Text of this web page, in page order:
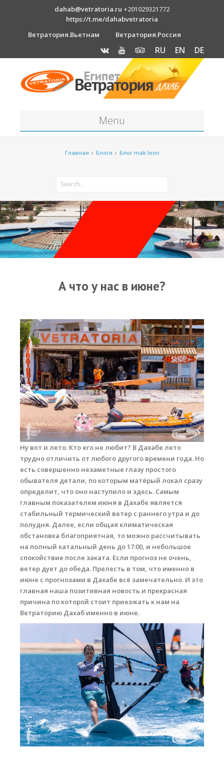
dahab@vetratoria.ru +201029321772
https://t.me/dahabvetratoria
Ветратория.Вьетнам
Ветратория.Россия
RU EN DE
Menu
Как к нам добраться?
Оборудование
Виртуальный тур Ганет Синай
Дахаб
ВиндСерфКидс
Новости
Медиа
Медиа архив
Фотки
Видео
Места катания
Наши Станции
Ветратория.Вьетнам
Ветратория Россия
Ветратория.Египет
Цены
Обучение виндсерфингу
Прокат оборудования
Продажа оборудования
Система скидок
Обучение кайтсерфингу
Контакты
Главная › Блоги › Блог mak.leon
А что у нас в июне?
Ну вот и лето. Кто его не любит? В Дахабе лето
трудно отличить от любого другого времени года. Но
есть совершенно незаметные глазу простого
обывателя детали, по которым матёрый локал сразу
определит, что оно наступило и здесь. Самым
главным показателем июня в Дахабе является
стабильный термический ветер с раннего утра и до
полудня. Далее, если общая климатическая
обстановка благоприятная, то можно рассчитывать
на полный катальный день до 17:00, и небольшое
спокойствие после заката. Если прогноз не очень,
ветер дует до обеда. Прелесть в том, что именно в
июне с прогнозами в Дахабе всё замечательно. И это
главная наша позитивная новость и прекрасная
причина по которой стоит приезжать к нам на
Ветраторию Дахаб именно в июне.